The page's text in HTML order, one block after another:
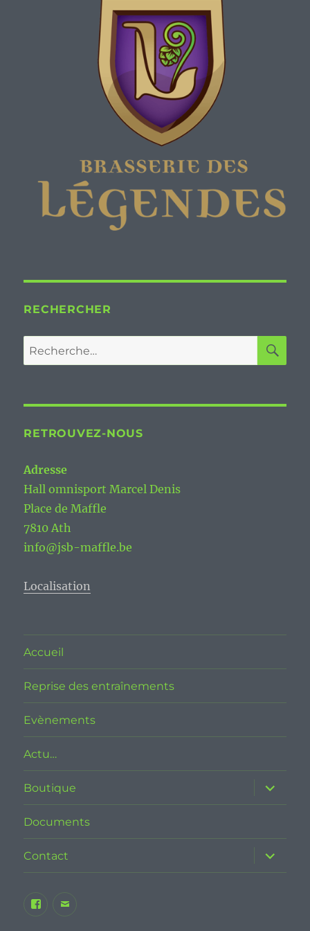
RECHERCHER
Recherche
pour :
RETROUVEZ-NOUS
Adresse
Hall omnisport Marcel Denis
Place de Maffle
7810 Ath
info@jsb-maffle.be
Localisation
Accueil
Reprise des entraînements
Evènements
Actu…
Boutique
ouvrir
le
sous-
Documents
Contact
ouvrir
le
sous-
Facebook
E-